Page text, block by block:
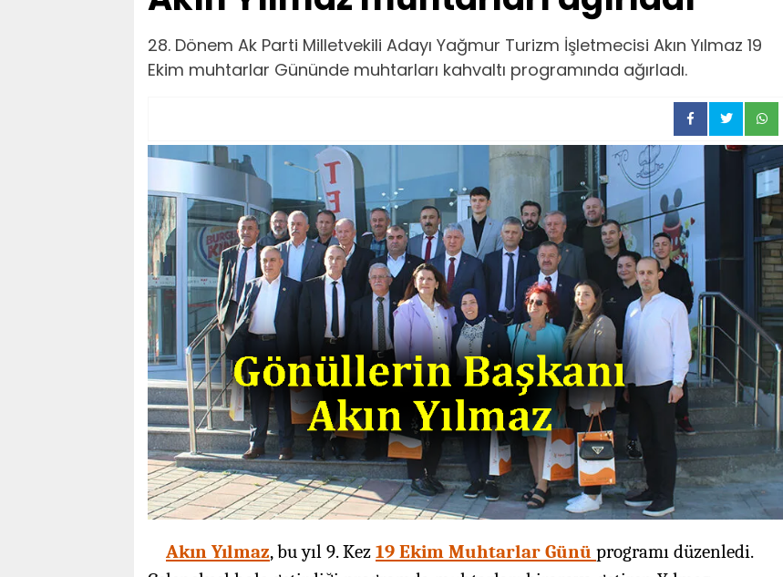
28. Dönem Ak Parti Milletvekili Adayı Yağmur Turizm İşletmecisi Akın Yılmaz 19
Ekim muhtarlar Gününde muhtarları kahvaltı programında ağırladı.
Akın Yılmaz, bu yıl 9. Kez 19 Ekim Muhtarlar Günü programı düzenledi.